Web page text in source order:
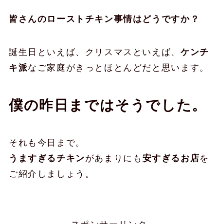
皆さんのローストチキン事情はどうですか？
誕生日といえば、クリスマスといえば、 ケンチ
キ派なご家庭がきっとほとんどだと思います。
僕の昨日まではそうでした。
それも今日まで。
うますぎるチキンがあまりにも 安すぎるお店を
ご紹介しましょう。